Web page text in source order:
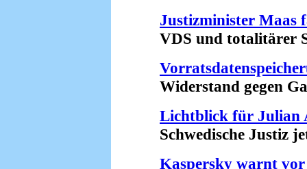
Justizminister Maas
VDS und totalitärer
Widerstand gegen
Lichtblick für Julian
Schwedische Justiz
Kaspersky warnt